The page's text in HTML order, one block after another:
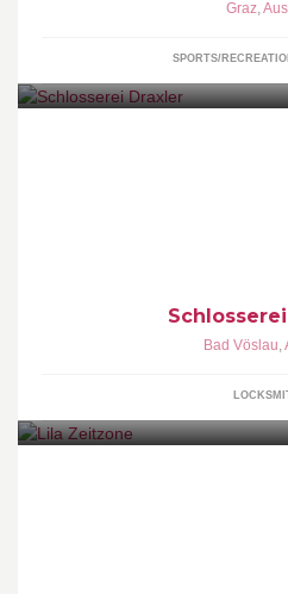
Graz,
SPORTS/
Bad Vöslau,